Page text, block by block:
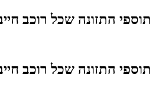
תוספי התזונה שכל רוכב
תוספי התזונה שכל רוכב